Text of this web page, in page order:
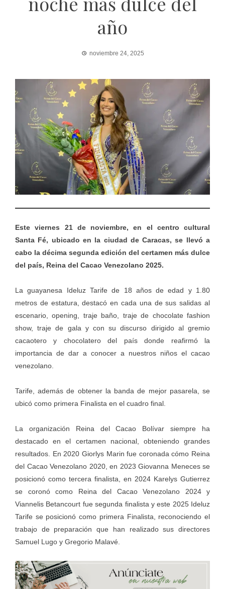
año
noviembre 24, 2025
Este viernes 21 de noviembre, en el centro cultural
Santa Fé, ubicado en la ciudad de Caracas, se llevó a
cabo la décima segunda edición del certamen más dulce
del país, Reina del Cacao Venezolano 2025.
La guayanesa Ideluz Tarife de 18 años de edad y 1.80
metros de estatura, destacó en cada una de sus salidas al
escenario, opening, traje baño, traje de chocolate fashion
show, traje de gala y con su discurso dirigido al gremio
cacaotero y chocolatero del país donde reafirmó la
importancia de dar a conocer a nuestros niños el cacao
venezolano.
Tarife, además de obtener la banda de mejor pasarela, se
ubicó como primera Finalista en el cuadro final.
La organización Reina del Cacao Bolívar siempre ha
destacado en el certamen nacional, obteniendo grandes
resultados. En 2020 Giorlys Marin fue coronada cómo Reina
del Cacao Venezolano 2020, en 2023 Giovanna Meneces se
posicionó como tercera finalista, en 2024 Karelys Gutierrez
se coronó como Reina del Cacao Venezolano 2024 y
Viannelis Betancourt fue segunda finalista y este 2025 Ideluz
Tarife se posicionó como primera Finalista, reconociendo el
trabajo de preparación que han realizado sus directores
Samuel Lugo y Gregorio Malavé.